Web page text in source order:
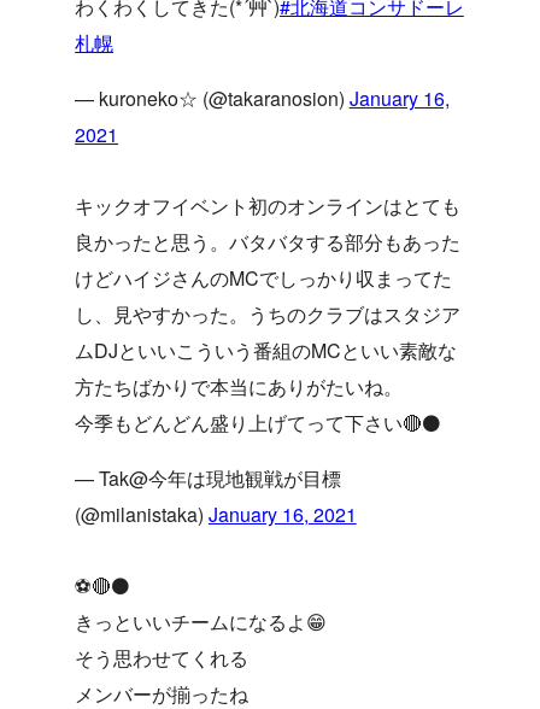
わくわくしてきた(*´艸`)#北海道コンサドーレ
札幌
— kuroneko☆ (@takaranosion) January 16,
2021
キックオフイベント初のオンラインはとても
良かったと思う。バタバタする部分もあった
けどハイジさんのMCでしっかり収まってた
し、見やすかった。うちのクラブはスタジア
ムDJといいこういう番組のMCといい素敵な
方たちばかりで本当にありがたいね。
今季もどんどん盛り上げてって下さい🔴⚫️
— Tak@今年は現地観戦が目標
(@milanistaka) January 16, 2021
⚽🔴⚫
きっといいチームになるよ😁
そう思わせてくれる
メンバーが揃ったね